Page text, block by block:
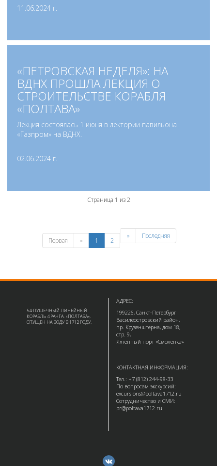
11.06.2024 г.
«ПЕТРОВСКАЯ НЕДЕЛЯ»: НА
ВДНХ ПРОШЛА ЛЕКЦИЯ О
СТРОИТЕЛЬСТВЕ КОРАБЛЯ
«ПОЛТАВА»
Лекция состоялась 1 июня в лектории павильона
«Газпром» на ВДНХ.
02.06.2024 г.
Страница 1 из 2
Первая « 1 2
» Последняя
54-ПУШЕЧНЫЙ ЛИНЕЙНЫЙ
КОРАБЛЬ 4 РАНГА. «ПОЛТАВА»,
СПУЩЕН НА ВОДУ В 1712 ГОДУ.
АДРЕС:
199226, Санкт-Петербург
Василеостровский район,
пр. Крузенштерна, дом 18,
стр. 9,
Яхтенный порт «Смоленка»
КОНТАКТНАЯ ИНФОРМАЦИЯ:
Тел.: +7 (812) 244-98-33
По вопросам экскурсий:
excursions@poltava1712.ru
Сотрудничество и СМИ:
pr@poltava1712.ru